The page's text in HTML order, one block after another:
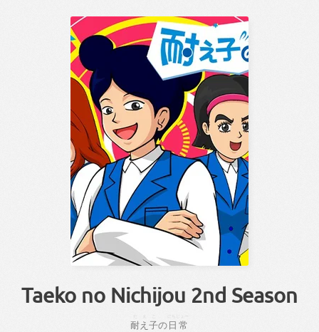
Taeko no Nichijou 2nd Season
耐え 子の日常